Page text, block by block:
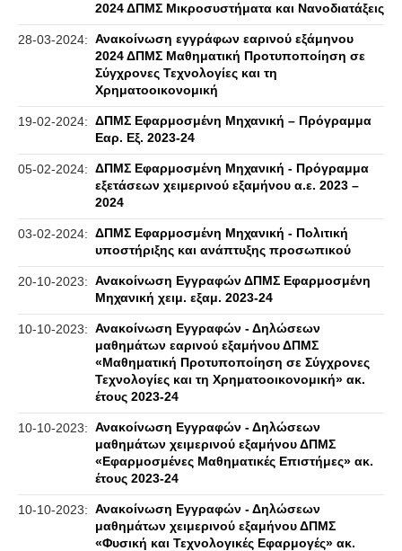
2024 ΔΠΜΣ Μικροσυστήματα και Νανοδιατάξεις
28-03-2024: Ανακοίνωση εγγράφων εαρινού εξάμηνου
2024 ΔΠΜΣ Μαθηματική Προτυποποίηση σε
Σύγχρονες Τεχνολογίες και τη
Χρηματοοικονομική
19-02-2024: ΔΠΜΣ Εφαρμοσμένη Μηχανική – Πρόγραμμα
Εαρ. Εξ. 2023-24
05-02-2024: ΔΠΜΣ Εφαρμοσμένη Μηχανική - Πρόγραμμα
εξετάσεων χειμερινού εξαμήνου α.ε. 2023 –
2024
03-02-2024: ΔΠΜΣ Εφαρμοσμένη Μηχανική - Πολιτική
υποστήριξης και ανάπτυξης προσωπικού
20-10-2023: Ανακοίνωση Εγγραφών ΔΠΜΣ Εφαρμοσμένη
Μηχανική χειμ. εξαμ. 2023-24
10-10-2023: Ανακοίνωση Εγγραφών - Δηλώσεων
μαθημάτων εαρινού εξαμήνου ΔΠΜΣ
«Μαθηματική Προτυποποίηση σε Σύγχρονες
Τεχνολογίες και τη Χρηματοοικονομική» ακ.
έτους 2023-24
10-10-2023: Ανακοίνωση Εγγραφών - Δηλώσεων
μαθημάτων χειμερινού εξαμήνου ΔΠΜΣ
«Εφαρμοσμένες Μαθηματικές Επιστήμες» ακ.
έτους 2023-24
10-10-2023: Ανακοίνωση Εγγραφών - Δηλώσεων
μαθημάτων χειμερινού εξαμήνου ΔΠΜΣ
«Φυσική και Τεχνολογικές Εφαρμογές» ακ.